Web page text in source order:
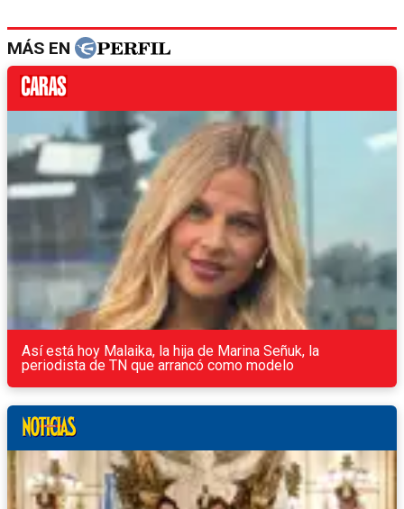
MÁS EN
Así está hoy Malaika, la hija de Marina Señuk, la
periodista de TN que arrancó como modelo